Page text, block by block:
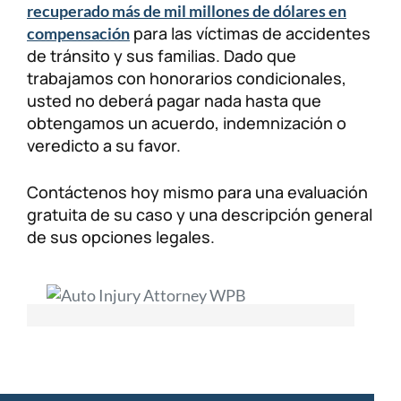
recuperado más de mil millones de dólares en
compensación para las víctimas de accidentes
de tránsito y sus familias. Dado que
trabajamos con honorarios condicionales,
usted no deberá pagar nada hasta que
obtengamos un acuerdo, indemnización o
veredicto a su favor.
Contáctenos hoy mismo para una evaluación
gratuita de su caso y una descripción general
de sus opciones legales.